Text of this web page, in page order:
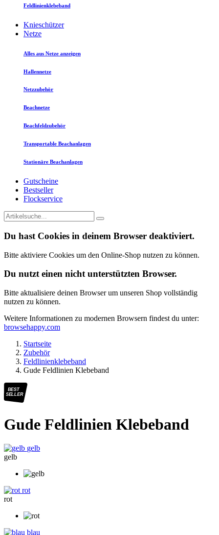
Feldlinienklebeband
Knieschützer
Netze
Alles aus Netze anzeigen
Hallennetze
Netzzubehör
Beachnetze
Beachfeldzubehör
Transportable Beachanlagen
Stationäre Beachanlagen
Gutscheine
Bestseller
Flockservice
Du hast Cookies in deinem Browser deaktiviert.
Bitte aktiviere Cookies um den Online-Shop nutzen zu können.
Du nutzt einen nicht unterstützten Browser.
Bitte aktualisiere deinen Browser um unseren Shop vollständig
nutzen zu können.
Weitere Informationen zu modernen Browsern findest du unter:
browsehappy.com
Startseite
Zubehör
Feldlinienklebeband
Gude Feldlinien Klebeband
BEST
SELLER
Gude Feldlinien Klebeband
gelb
gelb
rot
rot
blau